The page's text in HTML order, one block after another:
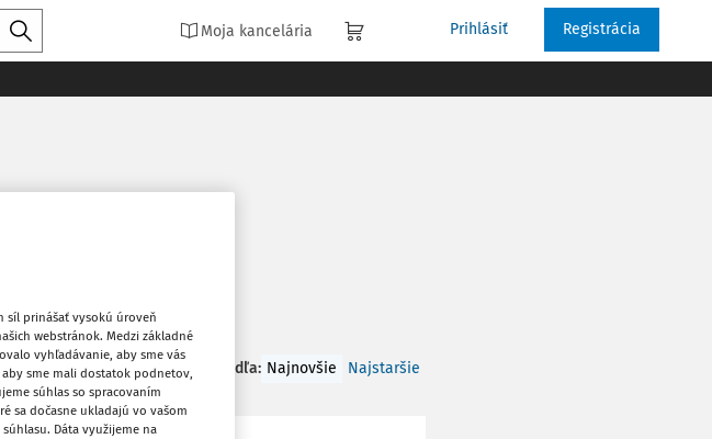
Moja kancelária Prihlásiť Registrácia
Zoradiť podľa: Najnovšie Najstaršie
síl prinášať vysokú úroveň
webstránok. Medzi základné
vyhľadávanie, aby sme vás
sme mali dostatok podnetov,
súhlas so spracovaním
sa dočasne ukladajú vo vašom
Dáta využijeme na